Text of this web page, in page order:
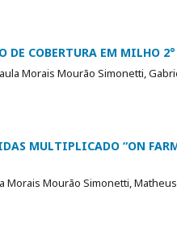
DE COBERTURA EM MILHO
Morais Mourão Simonetti,
MULTIPLICADO “ON
Morais Mourão Simonetti,